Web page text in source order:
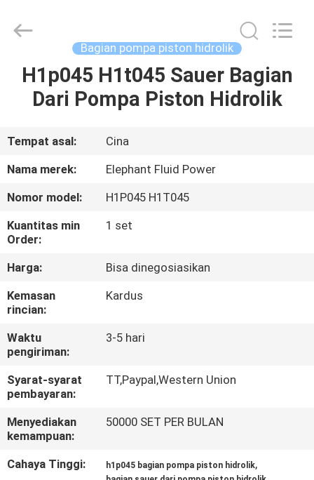
RUMAH
TENTANG
KAMI
TUR
PABRIK
KONTROL
HUBUNGI
KAMI
BERITA
Power
Co.,Ltd.
Reserved.
Bagian pompa piston hidrolik
H1p045 H1t045 Sauer Bagian
Dari Pompa Piston Hidrolik
Tempat asal:
Cina
Nama merek:
Elephant Fluid Power
Nomor model:
H1P045 H1T045
Kuantitas min
Order:
1 set
Harga:
Bisa dinegosiasikan
Kemasan
rincian:
Kardus
Waktu
pengiriman:
3-5 hari
Syarat-syarat
pembayaran:
TT,Paypal,Western Union
Menyediakan
kemampuan:
50000 SET PER BULAN
Cahaya Tinggi: h1p045 bagian pompa piston hidrolik,